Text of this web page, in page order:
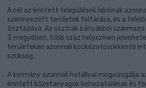
A cél az érintett települések lakóinak
szennyezett területek feltárása, és a
tisztázása. Az osztrák bányákból származó
3 megyében, több száz helyszínen
területeken azonnali kockázatcsökkentő
szükség.
A kormány azonnali hatállyal megvizsgálja
érintett kőzetanyagok behozatalának és